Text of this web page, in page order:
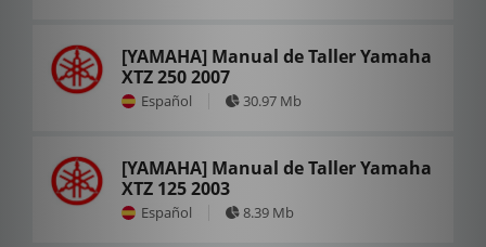
[YAMAHA] Manual de Taller Yamaha
XTZ 250 2007
Español 30.97 Mb
[YAMAHA] Manual de Taller Yamaha
XTZ 125 2003
Español 8.39 Mb